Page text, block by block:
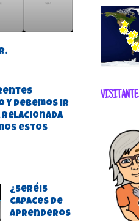
y debemos ir
relacionada
estos
¿Seréis
capaces de
aprenderos
VISITANTE